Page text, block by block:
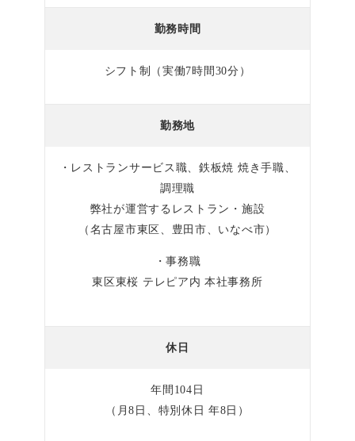
勤務時間
シフト制（実働7時間30分）
勤務地
・レストランサービス職、鉄板焼 焼き手職、
調理職
弊社が運営するレストラン・施設
（名古屋市東区、豊田市、いなべ市）
・事務職
東区東桜 テレピア内 本社事務所
休日
年間104日
（月8日、特別休日 年8日）